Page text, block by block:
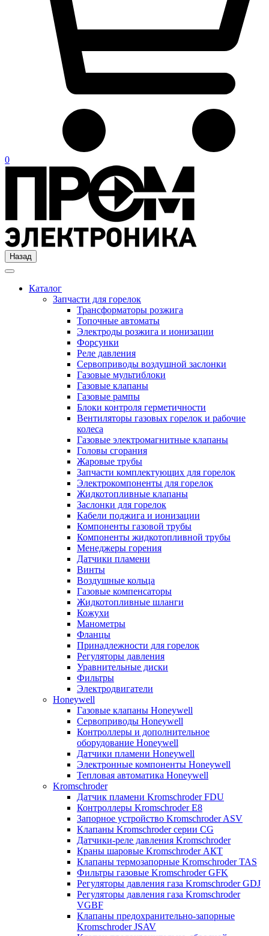
0
Назад
Каталог
Запчасти для горелок
Трансформаторы розжига
Топочные автоматы
Электроды розжига и ионизации
Форсунки
Реле давления
Сервоприводы воздушной заслонки
Газовые мультиблоки
Газовые клапаны
Газовые рампы
Блоки контроля герметичности
Вентиляторы газовых горелок и рабочие
колеса
Газовые электромагнитные клапаны
Головы сгорания
Жаровые трубы
Запчасти комплектующих для горелок
Электрокомпоненты для горелок
Жидкотопливные клапаны
Заслонки для горелок
Кабели поджига и ионизации
Компоненты газовой трубы
Компоненты жидкотопливной трубы
Менеджеры горения
Датчики пламени
Винты
Воздушные кольца
Газовые компенсаторы
Жидкотопливные шланги
Кожухи
Манометры
Фланцы
Принадлежности для горелок
Регуляторы давления
Уравнительные диски
Фильтры
Электродвигатели
Honeywell
Газовые клапаны Honeywell
Сервоприводы Honeywell
Контроллеры и дополнительное
оборудование Honeywell
Датчики пламени Honeywell
Электронные компоненты Honeywell
Тепловая автоматика Honeywell
Kromschroder
Датчик пламени Kromschroder FDU
Контроллеры Kromschroder E8
Запорное устройство Kromschroder ASV
Клапаны Kromschroder серии CG
Датчики-реле давления Kromschroder
Краны шаровые Kromschroder АКТ
Клапаны термозапорные Kromschroder TAS
Фильтры газовые Kromschroder GFK
Регуляторы давления газа Kromschroder GDJ
Регуляторы давления газа Kromschroder
VGBF
Клапаны предохранительно-запорные
Kromschroder JSAV